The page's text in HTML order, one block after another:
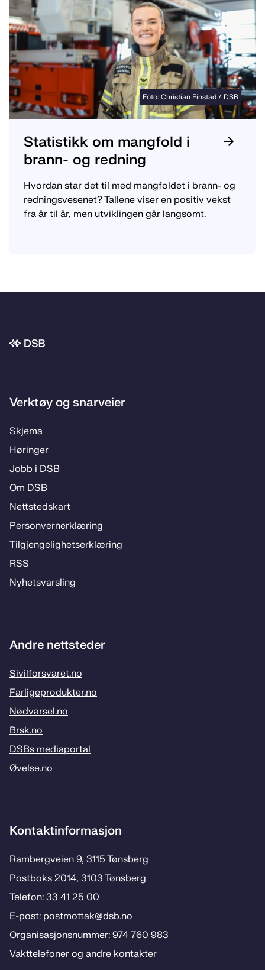
Statistikk om mangfold i
brann- og redning
Hvordan står det til med mangfoldet i brann- og
redningsvesenet? Tallene viser en positiv vekst
fra år til år, men utviklingen går langsomt.
Foto: Christian Finstad / DSB
Bunnområde
Verktøy og snarveier
Skje­­ma
Hø­rin­­ger
Jobb i DSB
Om DSB
Nett­steds­­kart
Per­­son­ver­n­er­klæ­­ring
Til­­­gjen­­ge­­lig­hets­­er­klæ­­ring
RSS
Ny­hets­­vars­­ling
Andre nettsteder
Sivilforsvaret.no
Farligeprodukter.no
Nødvarsel.no
Brsk.no
DSBs mediaportal
Øvelse.no
Kontaktinformasjon
Rambergveien 9, 3115 Tønsberg
Postboks 2014, 3103 Tønsberg
Telefon: 33 41 25 00
E-post: postmottak­@dsb.no
Organisasjonsnummer: 974 760 983
Vakttelefoner og andre kontakter